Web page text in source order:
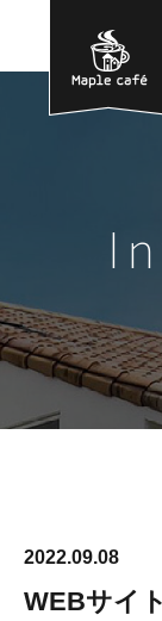
2022.09.08
WEBサイ